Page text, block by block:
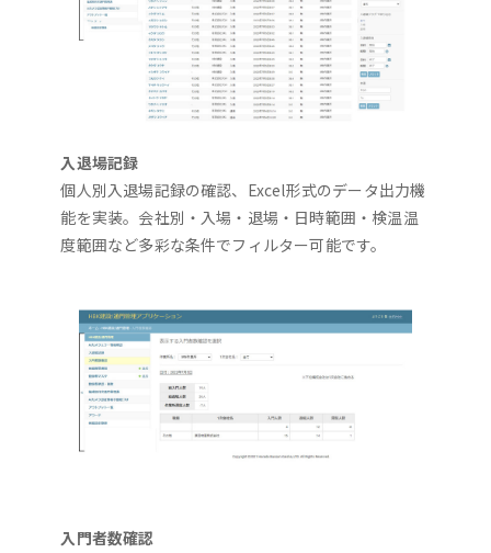
入退場記録
個人別入退場記録の確認、Excel形式のデータ出力機
能を実装。会社別・入場・退場・日時範囲・検温温
度範囲など多彩な条件でフィルター可能です。
入門者数確認